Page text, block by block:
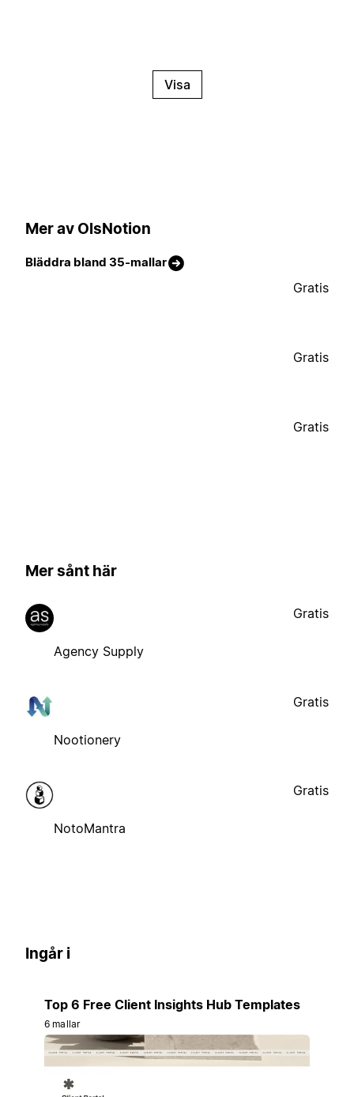
Visa
Mer av OlsNotion
Bläddra bland 35-mallar
Gratis
Gratis
Gratis
Mer sånt här
Agency Supply
Gratis
Nootionery
Gratis
NotoMantra
Gratis
Ingår i
Top 6 Free Client Insights Hub Templates
6 mallar